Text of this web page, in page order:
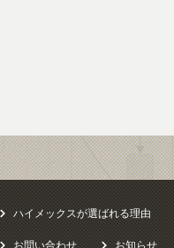
ハイメックスが選ばれる理由
お問い合わせ お知らせ